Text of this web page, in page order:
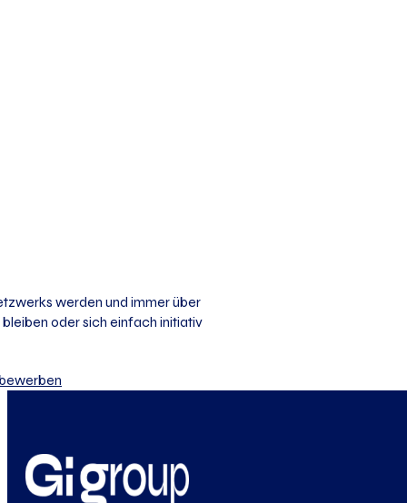
werden und immer über
oder sich einfach initiativ